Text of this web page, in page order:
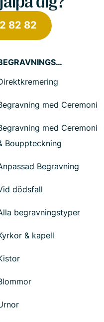
82 82
BEGRAVNINGSTJÄNSTER
med Ceremoni
med Ceremoni
Bouppteckning
Begravning
dödsfall
begravningstyper
& kapell